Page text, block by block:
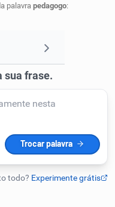
palavrapedagogo: